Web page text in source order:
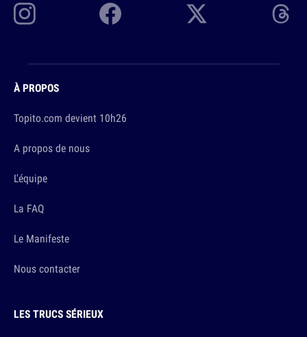
À PROPOS
Topito.com devient 10h26
A propos de nous
L'équipe
La FAQ
Le Manifeste
Nous contacter
LES TRUCS SÉRIEUX